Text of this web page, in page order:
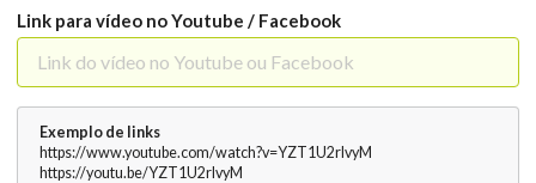
Link para vídeo no Youtube / Facebook
Exemplo de links
https://www.youtube.com/watch?v=YZT1U2rlvyM
https://youtu.be/YZT1U2rlvyM